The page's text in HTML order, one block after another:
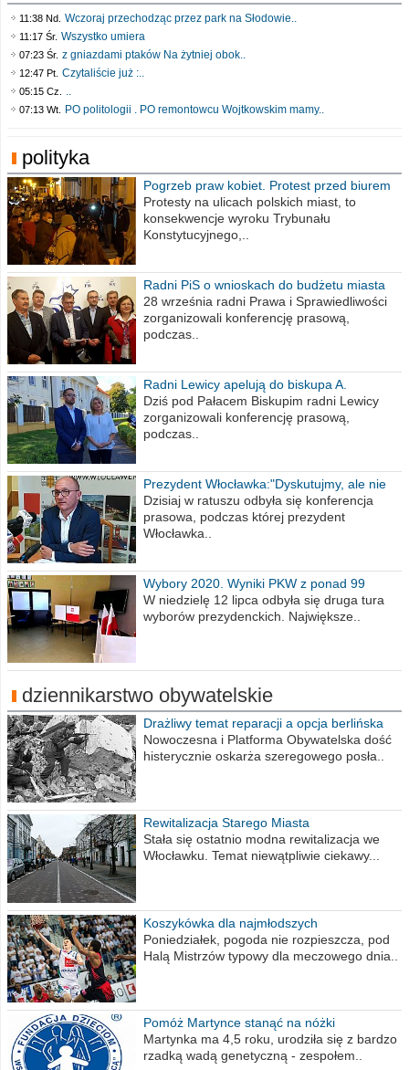
11:38 Nd. Wczoraj przechodząc przez park na Słodowie..
11:17 Śr. Wszystko umiera
07:23 Śr. z gniazdami ptaków Na żytniej obok..
12:47 Pt. Czytaliście już :..
05:15 Cz. ..
07:13 Wt. PO politologii . PO remontowcu Wojtkowskim mamy..
polityka
Pogrzeb praw kobiet. Protest przed biurem
poselskim PiS
Protesty na ulicach polskich miast, to
konsekwencje wyroku Trybunału
Konstytucyjnego,..
Radni PiS o wnioskach do budżetu miasta
na 2021 rok
28 września radni Prawa i Sprawiedliwości
zorganizowali konferencję prasową,
podczas..
Radni Lewicy apelują do biskupa A.
Wiesława Meringa
Dziś pod Pałacem Biskupim radni Lewicy
zorganizowali konferencję prasową,
podczas..
Prezydent Włocławka:"Dyskutujmy, ale nie
obrażajmy się”
Dzisiaj w ratuszu odbyła się konferencja
prasowa, podczas której prezydent
Włocławka..
Wybory 2020. Wyniki PKW z ponad 99
procent obwodów
W niedzielę 12 lipca odbyła się druga tura
wyborów prezydenckich. Największe..
dziennikarstwo obywatelskie
Drażliwy temat reparacji a opcja berlińska
Nowoczesna i Platforma Obywatelska dość
histerycznie oskarża szeregowego posła..
Rewitalizacja Starego Miasta
Stała się ostatnio modna rewitalizacja we
Włocławku. Temat niewątpliwie ciekawy...
Koszykówka dla najmłodszych
Poniedziałek, pogoda nie rozpieszcza, pod
Halą Mistrzów typowy dla meczowego dnia..
Pomóż Martynce stanąć na nóżki
Martynka ma 4,5 roku, urodziła się z bardzo
rzadką wadą genetyczną - zespołem..